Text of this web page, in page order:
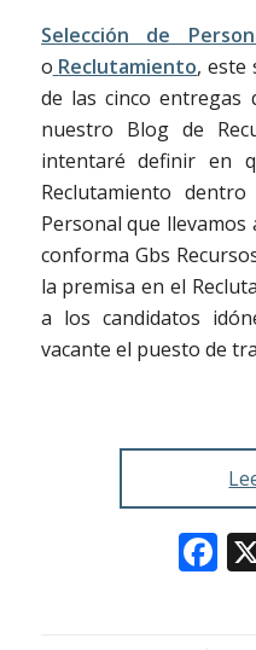
Selección de
o Reclutamiento, este
de las cinco entregas
nuestro Blog de
intentaré definir en
Reclutamiento
Personal que llevamos
conforma Gbs
la premisa en el
a los candidatos
vacante el puesto de